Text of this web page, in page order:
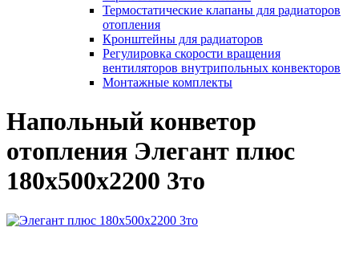
Термостатические клапаны для радиаторов
отопления
Кронштейны для радиаторов
Регулировка скорости вращения
вентиляторов внутрипольных конвекторов
Монтажные комплекты
Напольный конветор
отопления Элегант плюс
180x500x2200 3то